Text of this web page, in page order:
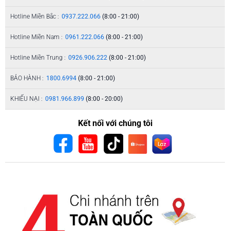
Hotline Miền Bắc : 0937.222.066 (8:00 - 21:00)
Hotline Miền Nam : 0961.222.066 (8:00 - 21:00)
Hotline Miền Trung : 0926.906.222 (8:00 - 21:00)
BẢO HÀNH : 1800.6994 (8:00 - 21:00)
KHIẾU NẠI : 0981.966.899 (8:00 - 20:00)
Kết nối với chúng tôi